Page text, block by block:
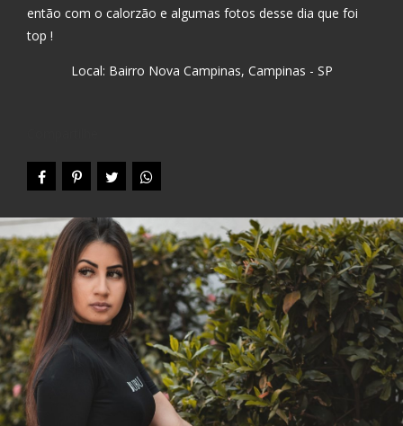
então com o calorzão e algumas fotos desse dia que foi
top !
Local: Bairro Nova Campinas, Campinas - SP